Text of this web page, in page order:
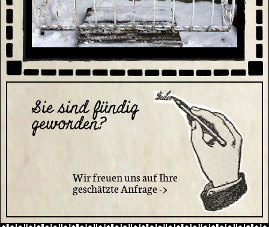
Sie sind fündig
geworden?
Wir freuen uns auf Ihre
geschätzte Anfrage ->